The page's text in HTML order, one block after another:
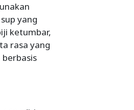
yang
ketumbar,
rasa yang